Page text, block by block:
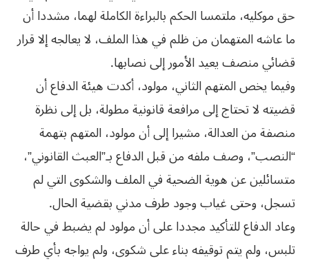
حق موكليه، ملتمسا الحكم بالبراءة الكاملة لهما، مشددا أن
ما عاشه المتهمان من ظلم في هذا الملف، لا يعالجه إلا قرار
قضائي منصف يعيد الأمور إلى نصابها.
وفيما يخص المتهم الثاني، مولود، أكدت هيئة الدفاع أن
قضيته لا تحتاج إلى مرافعة قانونية مطولة، بل إلى نظرة
منصفة من العدالة، مشيرا إلى أن مولود، المتهم بتهمة
“النصب”، وصف ملفه من قبل الدفاع بـ”العبث القانوني”،
متسائلين عن هوية الضحية في الملف والشكوى التي لم
تسجل، وحتى غياب وجود طرف مدني بقضية الحال.
وعاد الدفاع للتأكيد مجددا على أن مولود لم يضبط في حالة
تلبس، ولم يتم توقيفه بناء على شكوى، ولم يواجه بأي طرف